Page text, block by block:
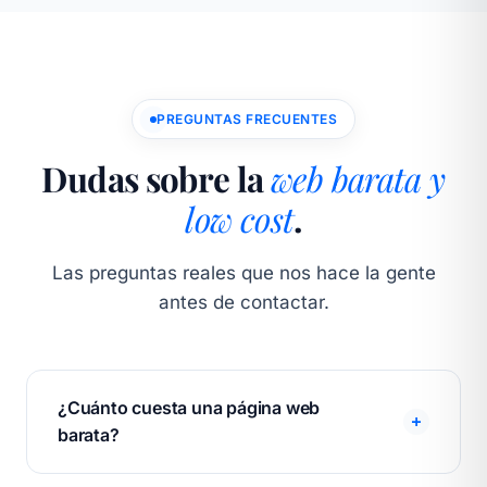
PREGUNTAS FRECUENTES
Dudas sobre laweb barata y
low cost.
Las preguntas reales que nos hace la gente
antes de contactar.
¿Cuánto cuesta una página web
barata?